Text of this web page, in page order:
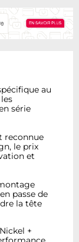
au
série
reconnue
le prix
et
passe de
la tête
+